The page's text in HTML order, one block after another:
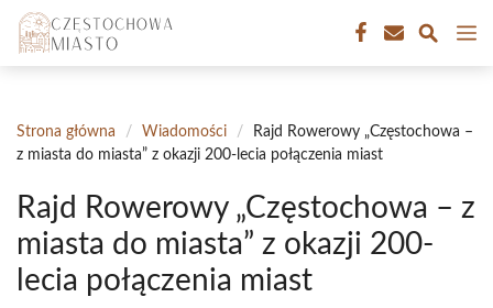
Przejdź
treści
Strona główna / Wiadomości /
Rajd Rowerowy „Częstochowa –
z miasta do miasta” z okazji 200-lecia połączenia miast
Rajd Rowerowy „Częstochowa – z
miasta do miasta” z okazji 200-
lecia połączenia miast